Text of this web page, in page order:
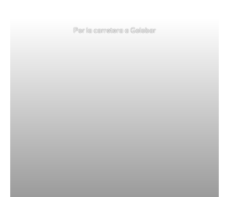
Por la carretera a Golobar